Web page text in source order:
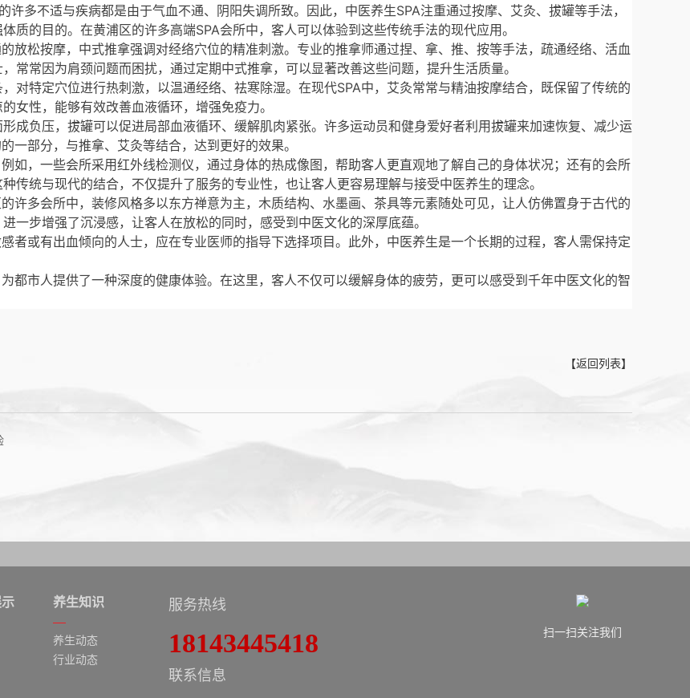
许多不适与疾病都是由于气血不通、阴阳失调所致。因此，中医养生SPA注重通过按摩、艾灸、拔罐等手法，
质的目的。在黄浦区的许多高端SPA会所中，客人可以体验到这些传统手法的现代应用。
放松按摩，中式推拿强调对经络穴位的精准刺激。专业的推拿师通过捏、拿、推、按等手法，疏通经络、活血
常常因为肩颈问题而困扰，通过定期中式推拿，可以显著改善这些问题，提升生活质量。
对特定穴位进行热刺激，以温通经络、祛寒除湿。在现代SPA中，艾灸常常与精油按摩结合，既保留了传统的
女性，能够有效改善血液循环，增强免疫力。
成负压，拔罐可以促进局部血液循环、缓解肌肉紧张。许多运动员和健身爱好者利用拔罐来加速恢复、减少运
一部分，与推拿、艾灸等结合，达到更好的效果。
如，一些会所采用红外线检测仪，通过身体的热成像图，帮助客人更直观地了解自己的身体状况；还有的会所
传统与现代的结合，不仅提升了服务的专业性，也让客人更容易理解与接受中医养生的理念。
许多会所中，装修风格多以东方禅意为主，木质结构、水墨画、茶具等元素随处可见，让人仿佛置身于古代的
一步增强了沉浸感，让客人在放松的同时，感受到中医文化的深厚底蕴。
者或有出血倾向的人士，应在专业医师的指导下选择项目。此外，中医养生是一个长期的过程，客人需保持定
都市人提供了一种深度的健康体验。在这里，客人不仅可以缓解身体的疲劳，更可以感受到千年中医文化的智
【返回列表】
养生知识
养生动态
行业动态
服务热线
18143445418
联系信息
扫一扫关注我们